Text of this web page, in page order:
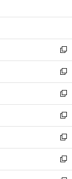
開
ン
ウ
で
開
く
ウ
ン
ド
ウ
で
開
く
新
し
い
ウ
ィ
ン
ド
ウ
で
開
く
新
し
い
ウ
ィ
ン
ド
ウ
で
開
新
し
い
ウ
ィ
ン
ド
ウ
新
し
い
ウ
ィ
ン
新
し
い
ウ
新
し